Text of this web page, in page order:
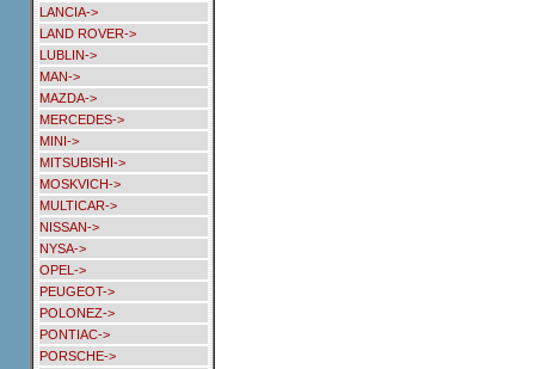
LANCIA->
LAND ROVER->
LUBLIN->
MAN->
MAZDA->
MERCEDES->
MINI->
MITSUBISHI->
MOSKVICH->
MULTICAR->
NISSAN->
NYSA->
OPEL->
PEUGEOT->
POLONEZ->
PONTIAC->
PORSCHE->